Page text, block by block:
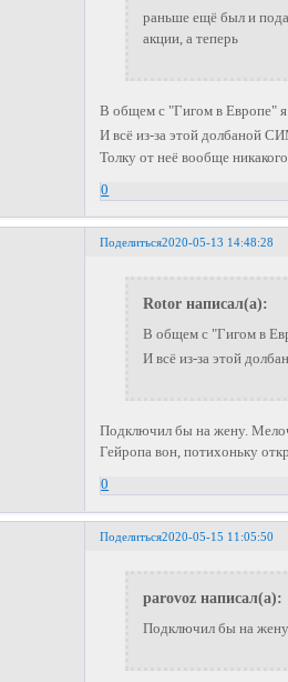
раньше ещё был и
акции, а теперь
В общем с "Гигом в Европе"
И всё из-за этой долбаной
Толку от неё вообще
0
Поделиться2020-05-13 14:48:28
Rotor написал(а):
В общем с "Гигом в
И всё из-за этой
Подключил бы на жену.
Гейропа вон, потихоньку
0
Поделиться2020-05-15 11:05:50
parovoz написал(а):
Подключил бы на